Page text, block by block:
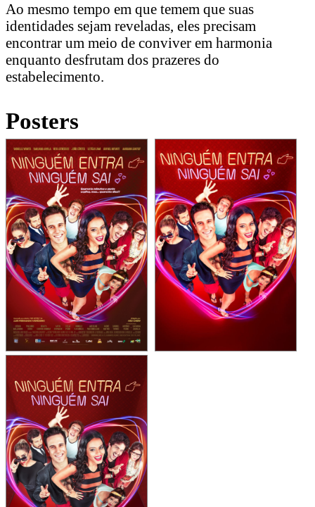
Ao mesmo tempo em que temem que suas
identidades sejam reveladas, eles precisam
encontrar um meio de conviver em harmonia
enquanto desfrutam dos prazeres do
estabelecimento.
Posters